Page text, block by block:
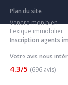
Plan du site
Vendre mon bien
Lexique immobilier
Inscription agents
Votre avis nous
4.3/5 (696 avis)